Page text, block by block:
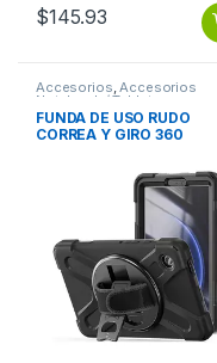
$145.93
Accesorios,Accesorios
Notebook / Tablet
FUNDA DE USO RUDO
CORREA Y GIRO 360